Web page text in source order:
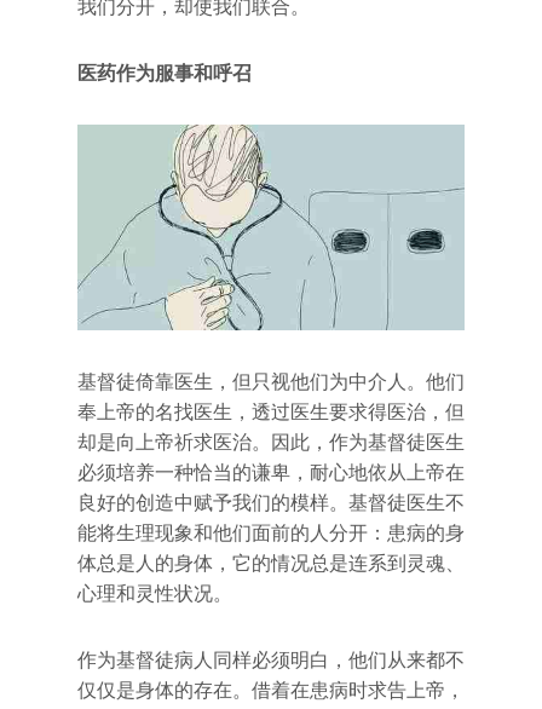
我们分开，却使我们联合。
医药作为服事和呼召
基督徒倚靠医生，但只视他们为中介人。他们
奉上帝的名找医生，透过医生要求得医治，但
却是向上帝祈求医治。因此，作为基督徒医生
必须培养一种恰当的谦卑，耐心地依从上帝在
良好的创造中赋予我们的模样。基督徒医生不
能将生理现象和他们面前的人分开：患病的身
体总是人的身体，它的情况总是连系到灵魂、
心理和灵性状况。
作为基督徒病人同样必须明白，他们从来都不
仅仅是身体的存在。借着在患病时求告上帝，